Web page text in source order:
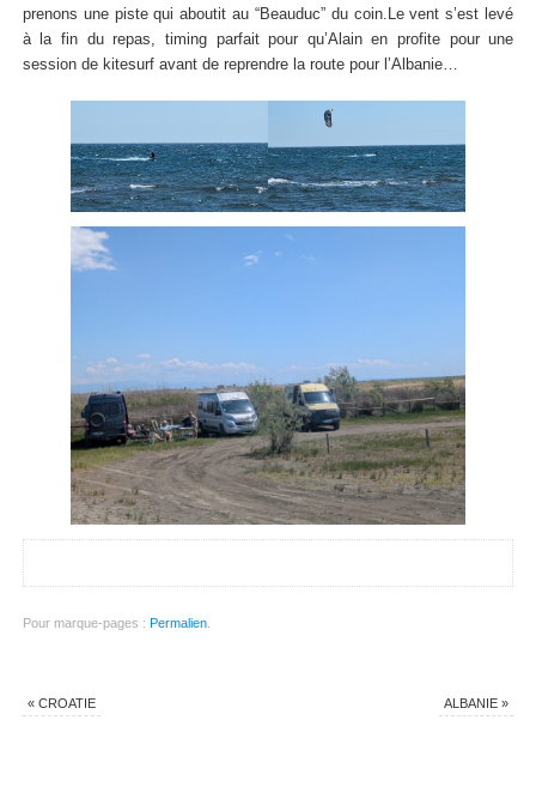
prenons une piste qui aboutit au “Beauduc” du coin.Le vent s’est levé
à la fin du repas, timing parfait pour qu’Alain en profite pour une
session de kitesurf avant de reprendre la route pour l’Albanie…
Pour marque-pages : Permalien.
«CROATIE ALBANIE»